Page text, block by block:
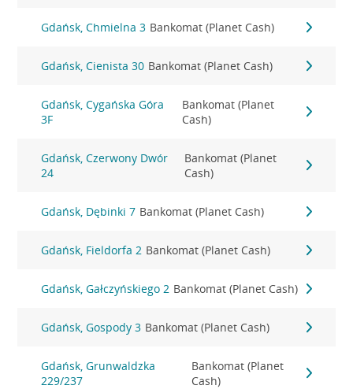
Gdańsk, Chmielna 3 Bankomat (Planet Cash)
Gdańsk, Cienista 30 Bankomat (Planet Cash)
Gdańsk, Cygańska Góra
3F
Bankomat (Planet
Cash)
Gdańsk, Czerwony Dwór
24
Bankomat (Planet
Cash)
Gdańsk, Dębinki 7 Bankomat (Planet Cash)
Gdańsk, Fieldorfa 2 Bankomat (Planet Cash)
Gdańsk, Gałczyńskiego 2 Bankomat (Planet Cash)
Gdańsk, Gospody 3 Bankomat (Planet Cash)
Gdańsk, Grunwaldzka
229/237
Bankomat (Planet
Cash)